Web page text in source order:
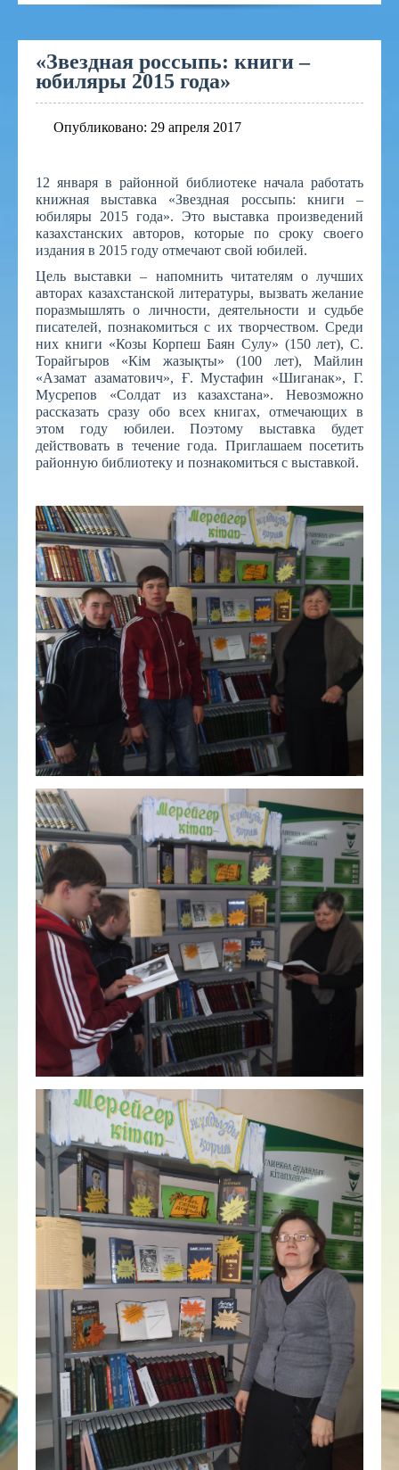
«Звездная россыпь: книги –
юбиляры 2015 года»
Опубликовано: 29 апреля 2017
12 января в районной библиотеке начала работать
книжная выставка «Звездная россыпь: книги –
юбиляры 2015 года». Это выставка произведений
казахстанских авторов, которые по сроку своего
издания в 2015 году отмечают свой юбилей.
Цель выставки – напомнить читателям о лучших
авторах казахстанской литературы, вызвать желание
поразмышлять о личности, деятельности и судьбе
писателей, познакомиться с их творчеством. Среди
них книги «Козы Корпеш Баян Сулу» (150 лет), С.
Торайгыров «Кім жазықты» (100 лет), Майлин
«Азамат азаматович», Ғ. Мустафин «Шиганак», Г.
Мусрепов «Солдат из казахстана». Невозможно
рассказать сразу обо всех книгах, отмечающих в
этом году юбилеи. Поэтому выставка будет
действовать в течение года. Приглашаем посетить
районную библиотеку и познакомиться с выставкой.